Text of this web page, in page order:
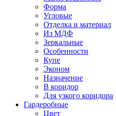
Форма
Угловые
Отделка и материал
Из МДФ
Зеркальные
Особенности
Купе
Эконом
Назначение
В коридор
Для узкого коридора
Гардеробные
Цвет